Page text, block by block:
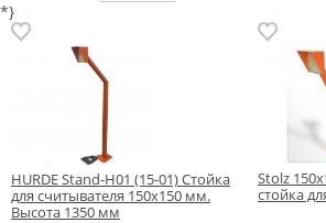
*}
HURDE Stand-H01 (15-01) Стойка
для считывателя 150х150 мм.
Высота 1350 мм
Stolz
стойка